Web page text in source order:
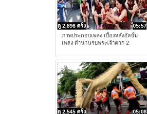
05:57
ดู 2,896 ครั้ง
ภาพประกอบเพลง เบื้องหลังอัลบั้ม
เพลง ตำนานรบพระเจ้าตาก 2
05:08
ดู 2,545 ครั้ง